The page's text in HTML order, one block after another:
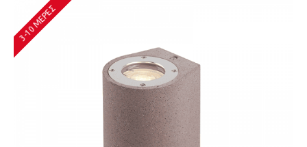
3-10 ΜΈΡΕΣ